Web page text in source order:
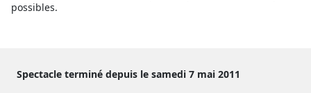
possibles.
Spectacle terminé depuis le samedi 7 mai 2011